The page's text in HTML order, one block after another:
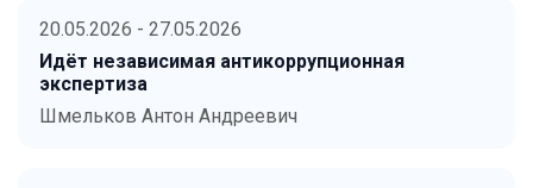
20.05.2026 - 27.05.2026
Идёт независимая антикоррупционная
экспертиза
Шмельков Антон Андреевич